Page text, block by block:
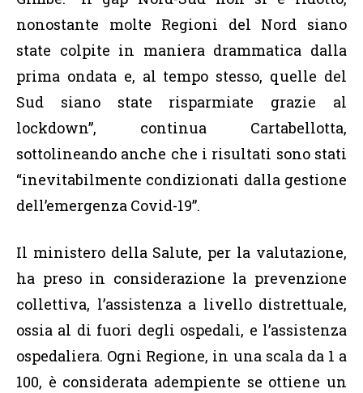
nonostante molte Regioni del Nord siano
state colpite in maniera drammatica dalla
prima ondata e, al tempo stesso, quelle del
Sud siano state risparmiate grazie al
lockdown”, continua Cartabellotta,
sottolineando anche che i risultati sono stati
“inevitabilmente condizionati dalla gestione
dell’emergenza Covid-19”.
Il ministero della Salute, per la valutazione,
ha preso in considerazione la prevenzione
collettiva, l’assistenza a livello distrettuale,
ossia al di fuori degli ospedali, e l’assistenza
ospedaliera. Ogni Regione, in una scala da 1 a
100, è considerata adempiente se ottiene un